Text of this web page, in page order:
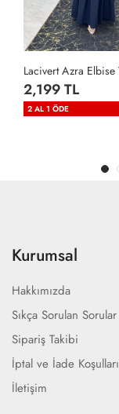
2,199 TL
2 AL 1 ÖDE
Kurumsal
Hakkımızda
Sıkça Sorulan Sorular
Sipariş Takibi
İptal ve İade Koşulları
İletişim